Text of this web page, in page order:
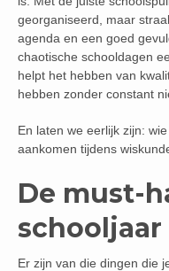
georganiseerd, maar
agenda en een goed
chaotische schooldagen
helpt het hebben van
hebben zonder constant
En laten we eerlijk zijn:
aankomen tijdens
De must-
schooljaar
Er zijn van die dingen die